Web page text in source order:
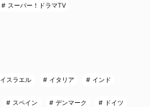
スーパー！ドラマTV
イスラエル イタリア インド
スペイン デンマーク ドイツ